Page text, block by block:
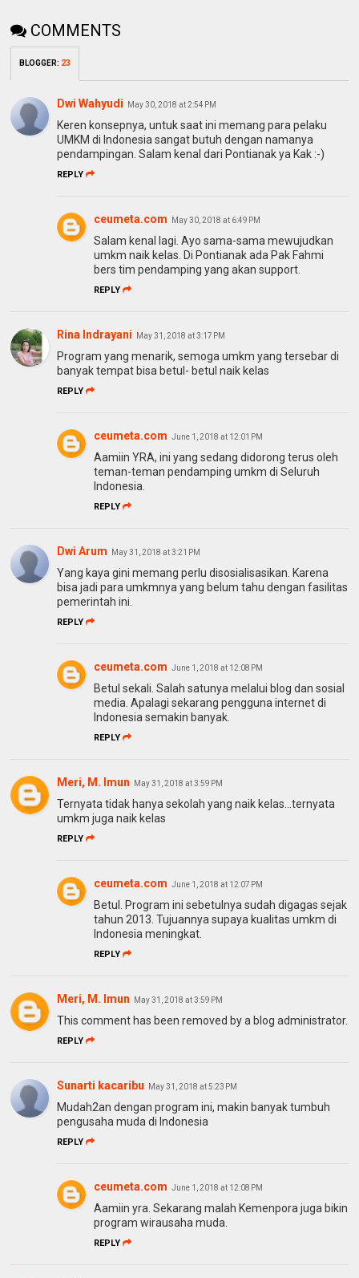
COMMENTS
BLOGGER: 23
Dwi Wahyudi May 30, 2018 at 2:54 PM
Keren konsepnya, untuk saat ini memang para pelaku
UMKM di Indonesia sangat butuh dengan namanya
pendampingan. Salam kenal dari Pontianak ya Kak :-)
REPLY
ceumeta.com May 30, 2018 at 6:49 PM
Salam kenal lagi. Ayo sama-sama mewujudkan
umkm naik kelas. Di Pontianak ada Pak Fahmi
bers tim pendamping yang akan support.
REPLY
Rina Indrayani May 31, 2018 at 3:17 PM
Program yang menarik, semoga umkm yang tersebar di
banyak tempat bisa betul- betul naik kelas
REPLY
ceumeta.com June 1, 2018 at 12:01 PM
Aamiin YRA, ini yang sedang didorong terus oleh
teman-teman pendamping umkm di Seluruh
Indonesia.
REPLY
Dwi Arum May 31, 2018 at 3:21 PM
Yang kaya gini memang perlu disosialisasikan. Karena
bisa jadi para umkmnya yang belum tahu dengan fasilitas
pemerintah ini.
REPLY
ceumeta.com June 1, 2018 at 12:08 PM
Betul sekali. Salah satunya melalui blog dan sosial
media. Apalagi sekarang pengguna internet di
Indonesia semakin banyak.
REPLY
Meri, M. Imun May 31, 2018 at 3:59 PM
Ternyata tidak hanya sekolah yang naik kelas...ternyata
umkm juga naik kelas
REPLY
ceumeta.com June 1, 2018 at 12:07 PM
Betul. Program ini sebetulnya sudah digagas sejak
tahun 2013. Tujuannya supaya kualitas umkm di
Indonesia meningkat.
REPLY
Meri, M. Imun May 31, 2018 at 3:59 PM
This comment has been removed by a blog administrator.
REPLY
Sunarti kacaribu May 31, 2018 at 5:23 PM
Mudah2an dengan program ini, makin banyak tumbuh
pengusaha muda di Indonesia
REPLY
ceumeta.com June 1, 2018 at 12:08 PM
Aamiin yra. Sekarang malah Kemenpora juga bikin
program wirausaha muda.
REPLY